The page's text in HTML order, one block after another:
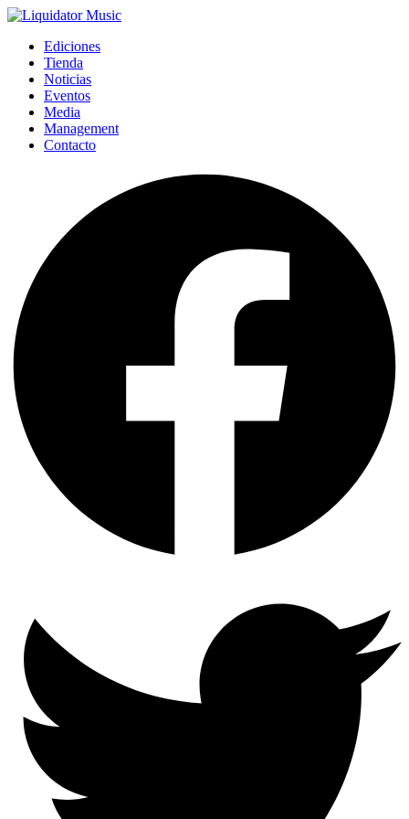
Ediciones
Tienda
Noticias
Eventos
Media
Management
Contacto